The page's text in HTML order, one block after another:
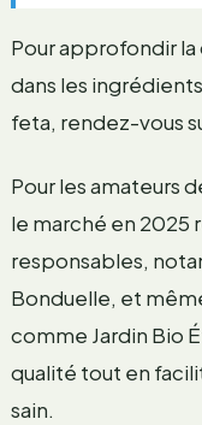
Pour approfondir
dans les
feta, rendez-vous
Pour les amateurs
le marché en 2025
responsables,
Bonduelle, et
comme Jardin Bio
qualité tout en
sain.